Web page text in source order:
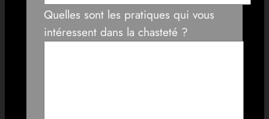
Quelles sont les pratiques qui vous
intéressent dans la chasteté ?